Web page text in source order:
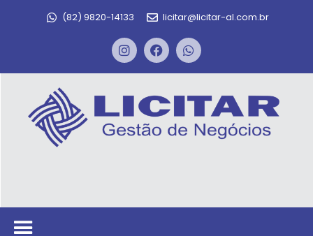
(82) 9820-14133 licitar@licitar-al.com.br